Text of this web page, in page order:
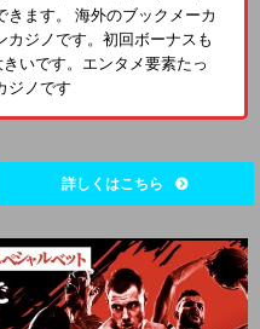
きます。 海外のブックメーカ
カジノです。初回ボーナスも
いです。エンタメ要素たっ
ジノです
詳しくはこちら